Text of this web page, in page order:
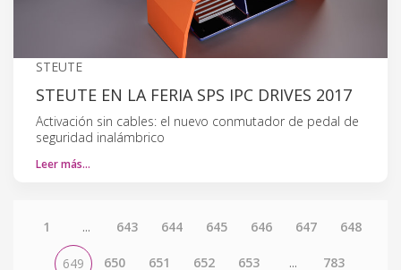
STEUTE
STEUTE EN LA FERIA SPS IPC DRIVES 2017
Activación sin cables: el nuevo conmutador de pedal de
seguridad inalámbrico
Leer más…
1 ... 643 644 645 646 647 648
649 650 651 652 653 ... 783